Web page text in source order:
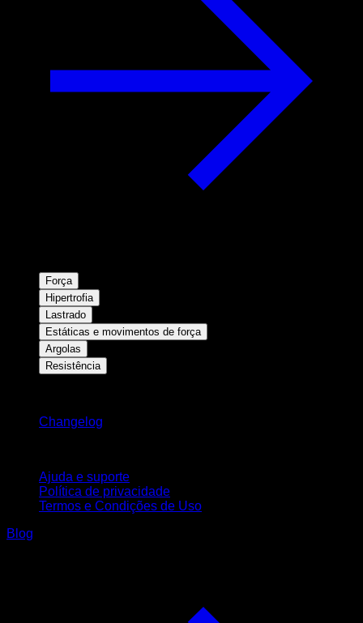
Força
Hipertrofia
Lastrado
Estáticas e movimentos de força
Argolas
Resistência
Changelog
Ajuda e suporte
Política de privacidade
Termos e Condições de Uso
Blog